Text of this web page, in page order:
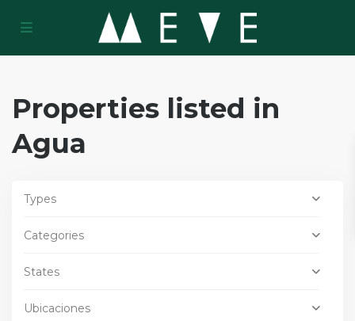
Properties listed in
Agua
Types
Categories
States
Ubicaciones